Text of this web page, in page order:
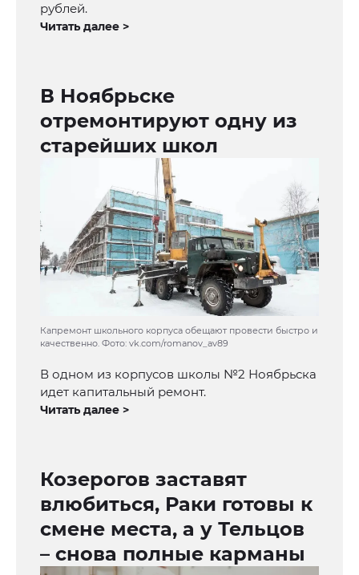
рублей.
Читать далее >
В Ноябрьске
отремонтируют одну из
старейших школ
Капремонт школьного корпуса обещают провести быстро и
качественно. Фото: vk.com/romanov_av89
В одном из корпусов школы №2 Ноябрьска
идет капитальный ремонт.
Читать далее >
Козерогов заставят
влюбиться, Раки готовы к
смене места, а у Тельцов
– снова полные карманы